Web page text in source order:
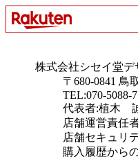
株式会社シセイ堂デ
〒680-0841 鳥
TEL:070-5088-
代表者:植木
店舗運営責任
店舗セキュリ
購入履歴から